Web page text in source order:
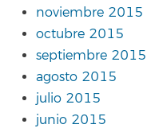
noviembre 2015
octubre 2015
septiembre 2015
agosto 2015
julio 2015
junio 2015